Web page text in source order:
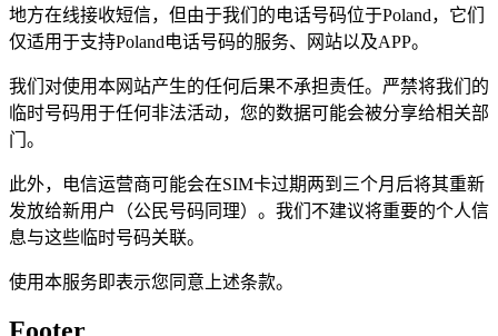
地方在线接收短信，但由于我们的电话号码位于Poland，它们
仅适用于支持Poland电话号码的服务、网站以及APP。
我们对使用本网站产生的任何后果不承担责任。严禁将我们的
临时号码用于任何非法活动，您的数据可能会被分享给相关部
门。
此外，电信运营商可能会在SIM卡过期两到三个月后将其重新
发放给新用户（公民号码同理）。我们不建议将重要的个人信
息与这些临时号码关联。
使用本服务即表示您同意上述条款。